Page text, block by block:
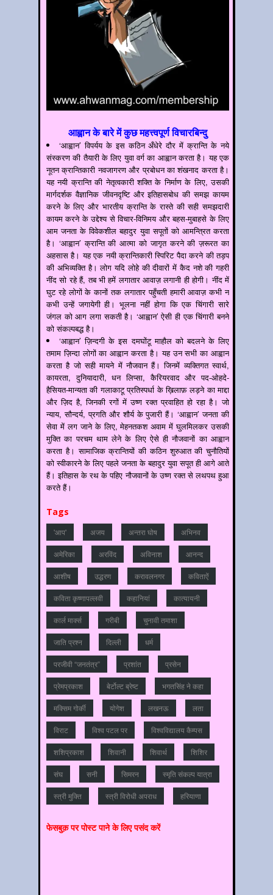
आह्वान के बारे में कुछ महत्त्वपूर्ण विचारबिन्दु
‘आह्वान’ विपर्यय के इस कठिन अँधेरे दौर में क्रान्ति के नये
संस्करण की तैयारी के लिए युवा वर्ग का आह्वान करता है। यह एक
नूतन क्रान्तिकारी नवजागरण और प्रबोधन का शंखनाद करता है।
यह नयी क्रान्ति की नेतृत्वकारी शक्ति के निर्माण के लिए, उसकी
मार्गदर्शक वैज्ञानिक जीवनदृष्टि और इतिहासबोध की समझ कायम
करने के लिए और भारतीय क्रान्ति के रास्ते की सही समझदारी
कायम करने के उद्देश्य से विचार-विनिमय और बहस-मुबाहसे के लिए
आम जनता के विवेकशील बहादुर युवा सपूतों को आमन्त्रित करता
है। ‘आह्वान’ क्रान्ति की आत्मा को जागृत करने की ज़रूरत का
अहसास है। यह एक नयी क्रान्तिकारी स्पिरिट पैदा करने की तड़प
की अभिव्यक्ति है। लोग यदि लोहे की दीवारों में कैद नशे की गहरी
नींद सो रहे हैं, तब भी हमें लगातार आवाज़ लगानी ही होगी। नींद में
घुट रहे लोगों के कानों तक लगातार पहुँचती हमारी आवाज़ कभी न
कभी उन्हें जगायेगी ही। भूलना नहीं होगा कि एक चिंगारी सारे
जंगल को आग लगा सकती है। ‘आह्वान’ ऐसी ही एक चिंगारी बनने
को संकल्पबद्ध है।
‘आह्वान’ ज़िन्दगी के इस दमघोंटू माहौल को बदलने के लिए
तमाम ज़िन्दा लोगों का आह्वान करता है। यह उन सभी का आह्वान
करता है जो सही मायने में नौजवान हैं। जिनमें व्यक्तिगत स्वार्थ,
कायरता, दुनियादारी, धन लिप्सा, कैरियरवाद और पद-ओहदे-
हैसियत-मान्यता की गलाकाटू प्रतिस्पर्धा के ख़िलाफ़ लड़ने का माद्दा
और ज़िद है, जिनकी रगों में उष्ण रक्त प्रवाहित हो रहा है। जो
न्याय, सौन्दर्य, प्रगति और शौर्य के पुजारी हैं। ‘आह्वान’ जनता की
सेवा में लग जाने के लिए, मेहनतकश अवाम में घुलमिलकर उसकी
मुक्ति का परचम थाम लेने के लिए ऐसे ही नौजवानों का आह्वान
करता है। सामाजिक क्रान्तियों की कठिन शुरुआत की चुनौतियों
को स्वीकारने के लिए पहले जनता के बहादुर युवा सपूत ही आगे आते
हैं। इतिहास के रथ के पहिए नौजवानों के उष्ण रक्त से लथपथ हुआ
करते हैं।
Tags
'आप' अजय अन्‍तरा घोष अभिनव
अमेरिका अरविंद अविनाश आनन्‍द
आशीष उद्धरण करावलनगर कविताऐं
कविता कृष्णापल्लवी कहानियां कात्‍यायनी
कार्ल मार्क्स गरीबी चुनावी तमाशा
जाति प्रश्‍न दिल्‍ली धर्म
परजीवी “जनतंत्र” प्रशांत प्रसेन
प्रेमप्रकाश बेर्टोल्ट ब्रेष्ट भगतसिंह ने कहा
मक्सिम गोर्की योगेश लखनऊ लता
विराट विश्‍व पटल पर विश्‍वविद्यालय कैम्‍पस
शशिप्रकाश शिवानी शिवार्थ शिशिर
संघ सनी सिमरन स्मृति संकल्प यात्रा
स्‍त्री मुक्ति स्‍त्री विरोधी अपराध हरियाणा
फेसबुक़ पर पोस्‍ट पाने के लिए पसंद करें